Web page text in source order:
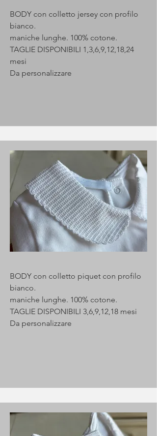
BODY con colletto jersey con profilo
bianco.
maniche lunghe. 100% cotone.
TAGLIE DISPONIBILI 1,3,6,9,12,18,24
mesi
Da personalizzare
BODY con colletto piquet con profilo
bianco.
maniche lunghe. 100% cotone.
TAGLIE DISPONIBILI 3,6,9,12,18 mesi
Da personalizzare